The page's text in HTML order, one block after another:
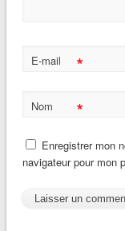
E-mail *
Nom *
Enregistrer mon
navigateur pour mon